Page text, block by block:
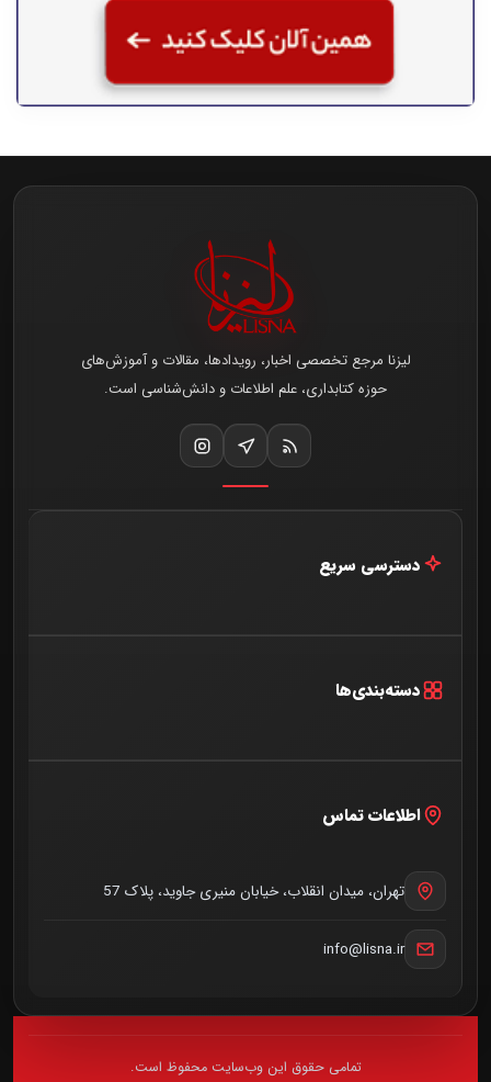
لیزنا مرجع تخصصی اخبار، رویدادها، مقالات و آموزش‌های
حوزه کتابداری، علم اطلاعات و دانش‌شناسی است.
دسترسی سریع
خانه
اخبار و مقالات
خبرنامه
میزکار
دسته‌بندی‌ها
آخرین اخبار
گفتگو
نیش و نوش
کارگاه
اطلاعات تماس
تهران، میدان انقلاب، خیابان منیری جاوید، پلاک 57
info@lisna.ir
تمامی حقوق این وب‌سایت محفوظ است.